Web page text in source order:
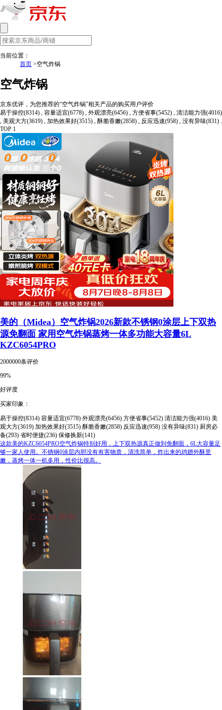
当前位置：
首页 >空气炸锅
空气炸锅
京东优评，为您推荐的“空气炸锅”相关产品的购买用户评价
易于操控(8314) , 容量适宜(6778) , 外观漂亮(6456) , 方便省事(5452) , 清洁能力强(4016)
, 美观大方(3619) , 加热效果好(3515) , 酥脆香嫩(2858) , 反应迅速(958) , 没有异味(831) .
TOP 1
美的（Midea）空气炸锅2026新款不锈钢0涂层上下双热
源免翻面 家用空气炸锅蒸烤一体多功能大容量6L
KZC6054PRO
2000000条评价
99%
好评度
买家印象：
易于操控(8314) 容量适宜(6778) 外观漂亮(6456) 方便省事(5452) 清洁能力强(4016) 美
观大方(3619) 加热效果好(3515) 酥脆香嫩(2858) 反应迅速(958) 没有异味(831) 厨房必
备(293) 省时便捷(236) 保修换新(141)
这款美的KZC6054PRO空气炸锅特别好用，上下双热源真正做到免翻面，6L大容量足
够一家人使用。不锈钢0涂层内胆没有有害物质，清洗简单，炸出来的鸡翅外酥里
嫩，蒸烤一体一机多用，性价比很高。